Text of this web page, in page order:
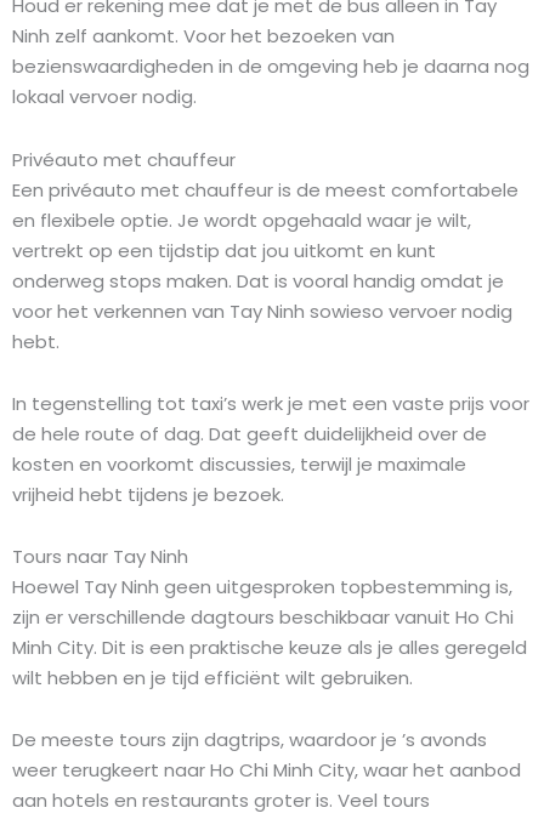
Houd er rekening mee dat je met de bus alleen in Tay
Ninh zelf aankomt. Voor het bezoeken van
bezienswaardigheden in de omgeving heb je daarna nog
lokaal vervoer nodig.
Privéauto met chauffeur
Een privéauto met chauffeur is de meest comfortabele
en flexibele optie. Je wordt opgehaald waar je wilt,
vertrekt op een tijdstip dat jou uitkomt en kunt
onderweg stops maken. Dat is vooral handig omdat je
voor het verkennen van Tay Ninh sowieso vervoer nodig
hebt.
In tegenstelling tot taxi’s werk je met een vaste prijs voor
de hele route of dag. Dat geeft duidelijkheid over de
kosten en voorkomt discussies, terwijl je maximale
vrijheid hebt tijdens je bezoek.
Tours naar Tay Ninh
Hoewel Tay Ninh geen uitgesproken topbestemming is,
zijn er verschillende dagtours beschikbaar vanuit Ho Chi
Minh City. Dit is een praktische keuze als je alles geregeld
wilt hebben en je tijd efficiënt wilt gebruiken.
De meeste tours zijn dagtrips, waardoor je ’s avonds
weer terugkeert naar Ho Chi Minh City, waar het aanbod
aan hotels en restaurants groter is. Veel tours